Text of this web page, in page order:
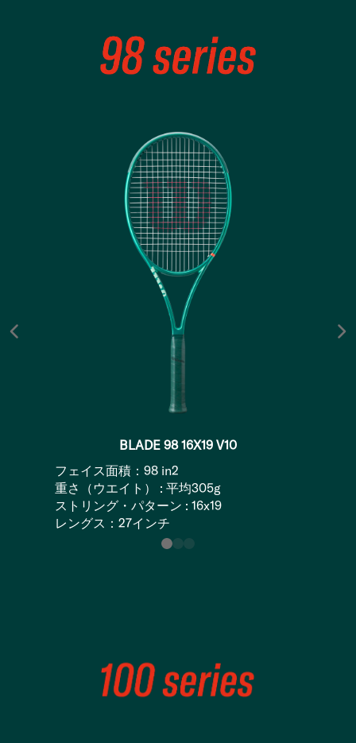
BLADE 98 16X19 V10
フェイス面積：98 in2
重さ（ウエイト） : 平均305g
ストリング・パターン : 16x19
レングス：27インチ